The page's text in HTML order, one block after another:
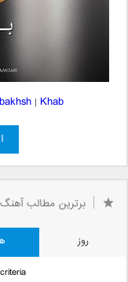
| Khab
برترین مطالب
روز